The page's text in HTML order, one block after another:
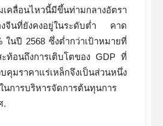
ลื่อนไหวนี้มีขึ้นท่ามกลางอัตรา
งจีนที่ยังคงอยู่ในระดับต่ำ คาด
ในปี 2568 ซึ่งต่ำกว่าเป้าหมายที่
ท้อนถึงการเติบโตของ GDP ที่
ราคาแร่เหล็กจึงเป็นส่วนหนึ่ง
นการบริหารจัดการต้นทุนการ
.